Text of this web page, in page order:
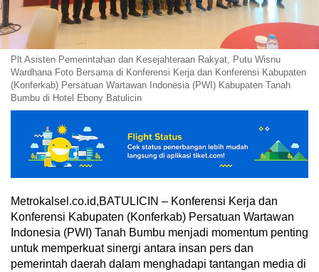
Plt Asisten Pemerintahan dan Kesejahteraan Rakyat, Putu Wisnu
Wardhana Foto Bersama di Konferensi Kerja dan Konferensi Kabupaten
(Konferkab) Persatuan Wartawan Indonesia (PWI) Kabupaten Tanah
Bumbu di Hotel Ebony Batulicin
Metrokalsel.co.id,BATULICIN – Konferensi Kerja dan
Konferensi Kabupaten (Konferkab) Persatuan Wartawan
Indonesia (PWI) Tanah Bumbu menjadi momentum penting
untuk memperkuat sinergi antara insan pers dan
pemerintah daerah dalam menghadapi tantangan media di